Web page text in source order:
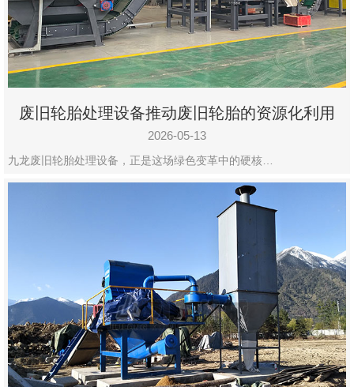
废旧轮胎处理设备推动废旧轮胎的资源化利用
2026-05-13
九龙废旧轮胎处理设备，正是这场绿色变革中的硬核…